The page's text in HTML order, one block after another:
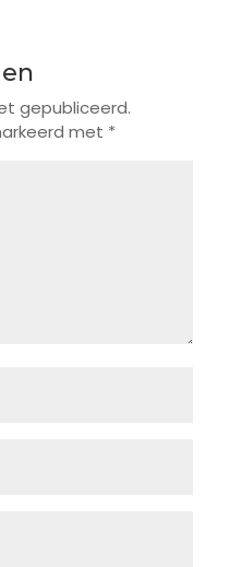
gepubliceerd.
met *